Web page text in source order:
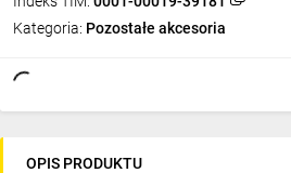
Kategoria: Pozostałe akcesoria
OPIS PRODUKTU